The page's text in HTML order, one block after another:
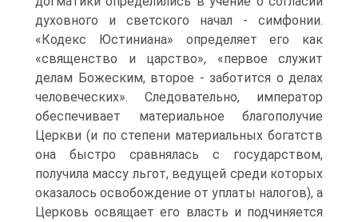
ду­ховного и светского начал - симфонии.
«Кодекс Юстиниана» определяет его как
«священство и царство», «первое служит
делам Божеским, второе - заботится о делах
человеческих». Следовательно, император
обеспечивает материальное бла­гополучие
Церкви (и по степени материальных богатств
она быстро сравнялась с государством,
получила массу льгот, ведущей среди которых
оказалось осво­бождение от уплаты налогов), а
Церковь освящает его власть и подчиняется